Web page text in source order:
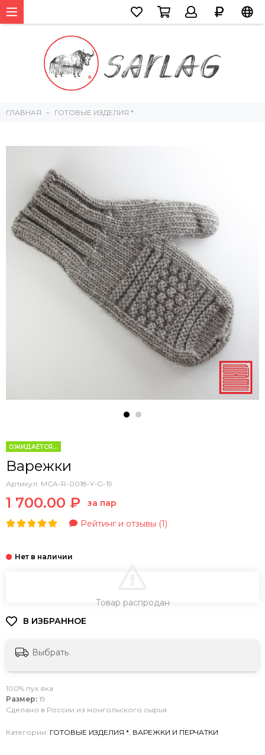
ГЛАВНАЯ ГОТОВЫЕ ИЗДЕЛИЯ *
ОЖИДАЕТСЯ...
Варежки
Артикул: MCA-R-0018-Y-G-19
1 700.00 ₽
за пар
Рейтинг и отзывы (1)
Товар распродан
Выбрать
100% пух яка
Размер: 19
Сделано в России из монгольского сырья
Категории: ГОТОВЫЕ ИЗДЕЛИЯ * ВАРЕЖКИ И ПЕРЧАТКИ